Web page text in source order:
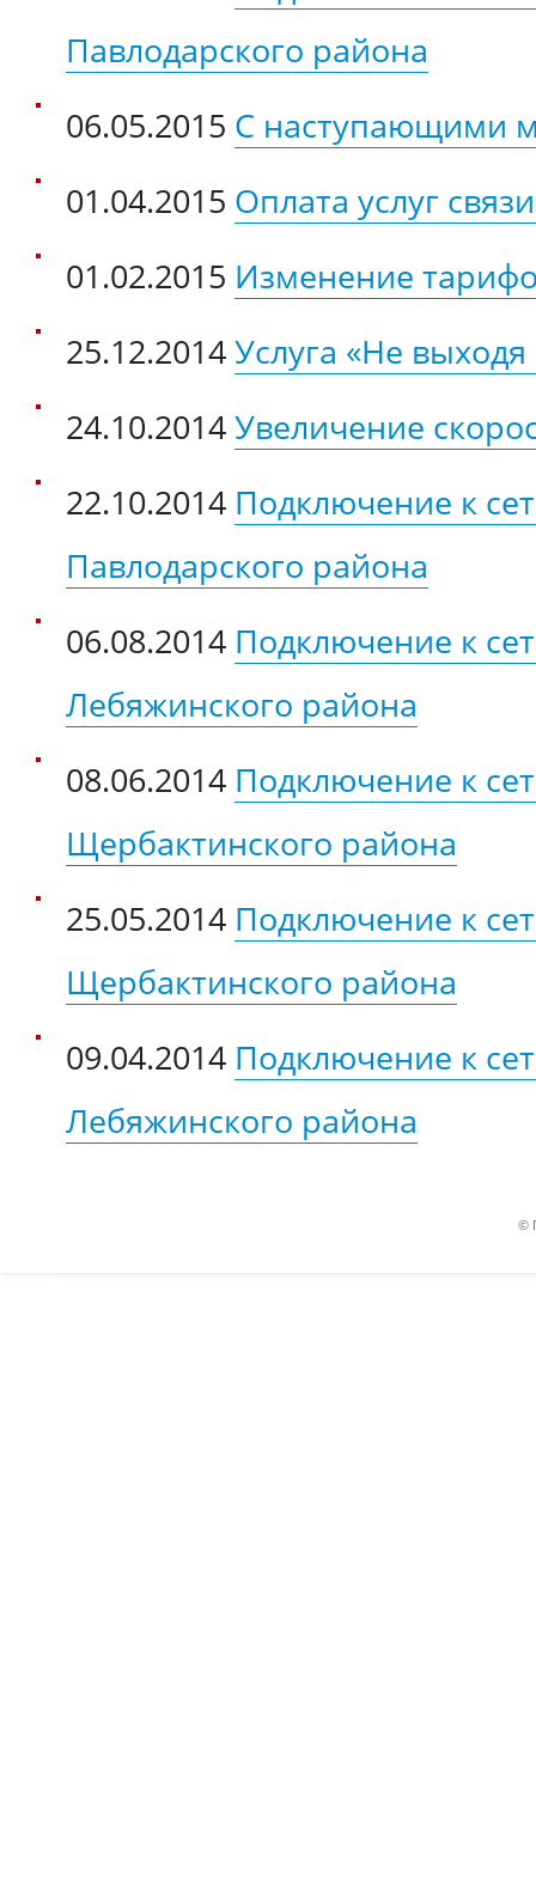
Павлодарского района
06.05.2015 С наступающими
01.04.2015 Оплата услуг
01.02.2015 Изменение
25.12.2014Услуга «Не
24.10.2014Увеличение
22.10.2014 Подключение к
Павлодарского района
06.08.2014 Подключение к
Лебяжинского района
08.06.2014 Подключение к
Щербактинского района
25.05.2014 Подключение к
Щербактинского района
09.04.2014 Подключение к
Лебяжинского района
©